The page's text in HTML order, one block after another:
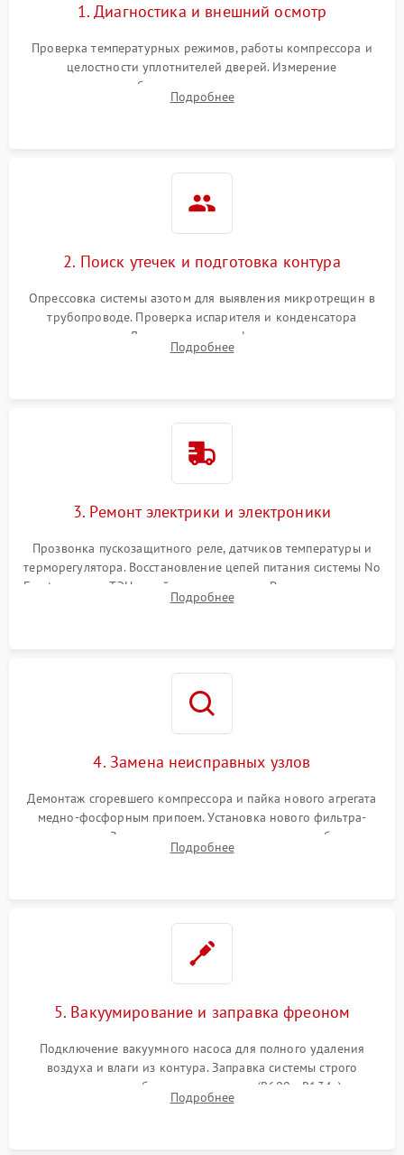
работе
2000 ₽ Подробнее →
1000 ₽
1800 ₽
1. Диагностика и внешний осмотр
Проверка температурных режимов, работы компрессора и
целостности уплотнителей дверей. Измерение
сопротивления обмоток мотора, проверка термостата и
считывание кодов ошибок с электронного дисплея.
Подробнее
2. Поиск утечек и подготовка контура
Опрессовка системы азотом для выявления микротрещин в
трубопроводе. Проверка испарителя и конденсатора
течеискателем. Демонтаж старого фильтра-осушителя и
продувка капиллярной трубки для устранения засоров.
Подробнее
3. Ремонт электрики и электроники
Прозвонка пускозащитного реле, датчиков температуры и
терморегулятора. Восстановление цепей питания системы No
Frost, включая ТЭН оттайки и вентилятор. Ремонт или замена
платы управления при сбоях алгоритмов.
Подробнее
4. Замена неисправных узлов
Демонтаж сгоревшего компрессора и пайка нового агрегата
медно-фосфорным припоем. Установка нового фильтра-
осушителя. Замена изношенных вентиляторов обдува,
сломанных заслонок или поврежденных дверных петель.
Подробнее
5. Вакуумирование и заправка фреоном
Подключение вакуумного насоса для полного удаления
воздуха и влаги из контура. Заправка системы строго
дозированным объемом хладагента (R600a, R134a) по
электронным весам. Контроль рабочего давления в системе.
Подробнее